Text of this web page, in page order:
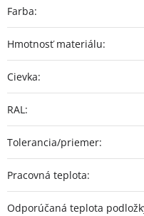
Farba:
Hmotnosť materiálu:
Cievka:
RAL:
Tolerancia/priemer:
Pracovná teplota:
Odporúčaná teplota